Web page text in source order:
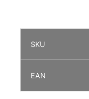
SKU
EAN